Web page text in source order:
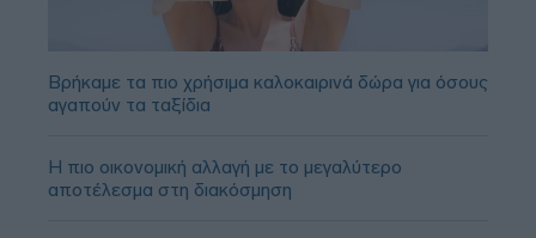
Βρήκαμε τα πιο χρήσιμα καλοκαιρινά δώρα για όσους
αγαπούν τα ταξίδια
Η πιο οικονομική αλλαγή με το μεγαλύτερο
αποτέλεσμα στη διακόσμηση